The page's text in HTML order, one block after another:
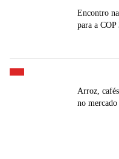
Encontro
para a COP
Arroz,
no mercado